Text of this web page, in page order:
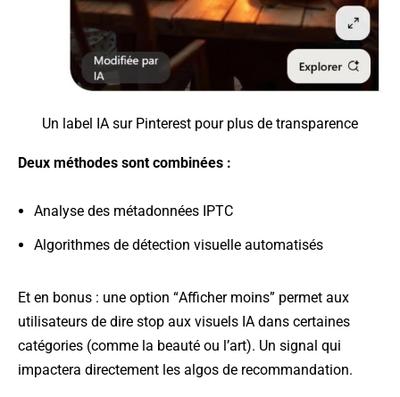
Un label IA sur Pinterest pour plus de transparence
Deux méthodes sont combinées :
Analyse des métadonnées IPTC
Algorithmes de détection visuelle automatisés
Et en bonus : une option “Afficher moins” permet aux
utilisateurs de dire stop aux visuels IA dans certaines
catégories (comme la beauté ou l’art). Un signal qui
impactera directement les algos de recommandation.